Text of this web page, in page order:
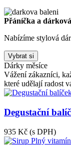
Přáníčka a
Nabízíme stylová
Vybrat si
Dárky měsíce
Vážení zákazníci,
které udělají radost
Degustační
935 Kč (s DPH)